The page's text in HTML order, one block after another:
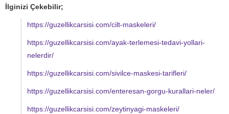
İlginizi Çekebilir;
https://guzellikcarsisi.com/cilt-maskeleri/
https://guzellikcarsisi.com/ayak-terlemesi-tedavi-yollari-
nelerdir/
https://guzellikcarsisi.com/sivilce-maskesi-tarifleri/
https://guzellikcarsisi.com/enteresan-gorgu-kurallari-neler/
https://guzellikcarsisi.com/zeytinyagi-maskeleri/